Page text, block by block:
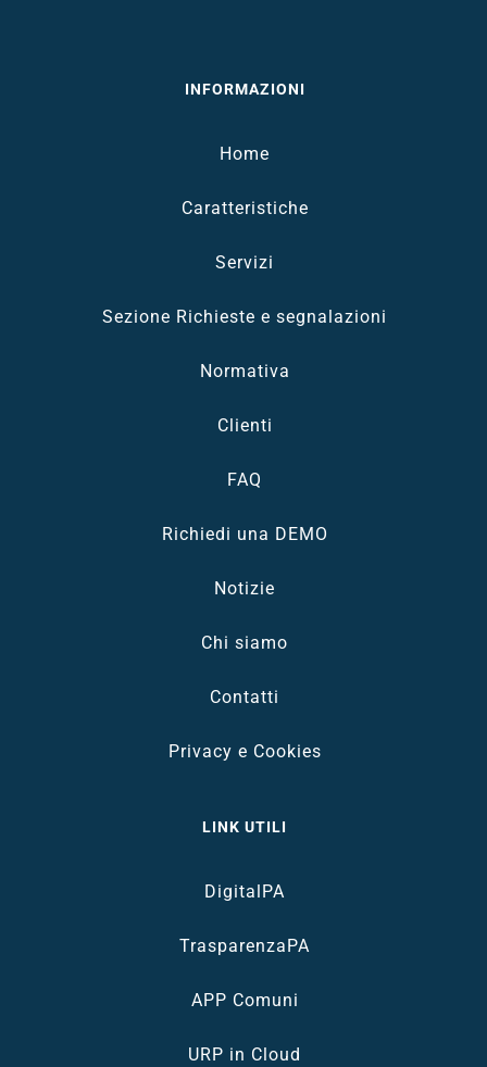
INFORMAZIONI
Home
Caratteristiche
Servizi
Sezione Richieste e segnalazioni
Normativa
Clienti
FAQ
Richiedi una DEMO
Notizie
Chi siamo
Contatti
Privacy e Cookies
LINK UTILI
DigitalPA
TrasparenzaPA
APP Comuni
URP in Cloud